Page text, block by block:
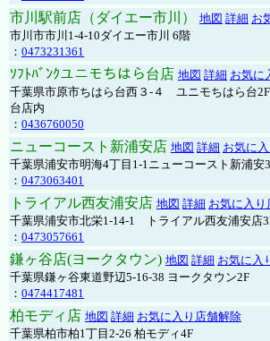
市川駅前店（ダイエー市川） 地図 詳細 お
市川市市川1-4-10ダイエー市川 6階
： 0473231361
ｿﾌﾄﾊﾞﾝｸユニモちはら台店 地図 詳細 お気に
千葉県市原市ちはら台西３-４ ユニモちはら台
台店内
： 0436760050
ニューコースト新浦安店 地図 詳細 お気に
千葉県浦安市明海4丁目1-1ニューコースト新浦安
： 0473063401
トライアル西友浦安店 地図 詳細 お気に入り
千葉県浦安市北栄1-14-1 トライアル西友浦安店
： 0473057661
鎌ヶ谷店(ヨークタウン) 地図 詳細 お気に入
千葉県鎌ヶ谷東道野辺5-16-38 ヨークタウン2F
： 0474417481
柏モディ店 地図 詳細 お気に入り店舗解除
千葉県柏市柏1丁目2-26 柏モディ4F